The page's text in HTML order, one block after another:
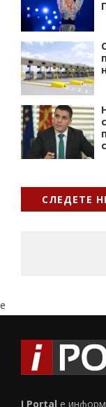
СЛЕДЕТЕ
e
I Portal е